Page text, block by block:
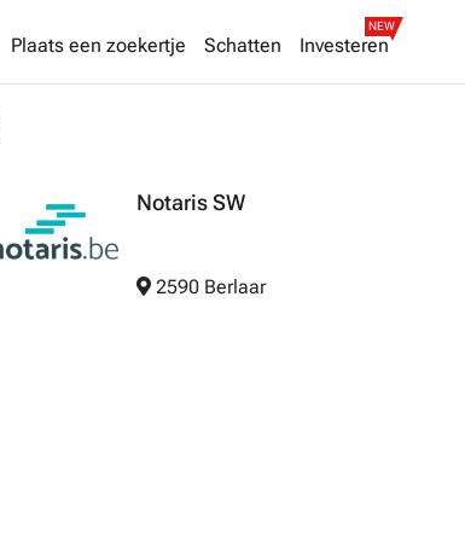
Plaats een zoekertje Schatten Investeren
NEW
Notaris SW
2590 Berlaar